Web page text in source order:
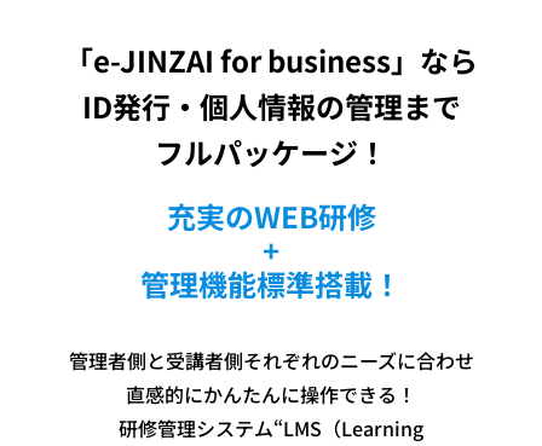
「e-JINZAI for business」なら
ID発行・個人情報の管理まで
フルパッケージ！
充実のWEB研修
+
管理機能標準搭載！
管理者側と受講者側それぞれのニーズに合わせ
直感的にかんたんに操作できる！
研修管理システム“LMS（Learning